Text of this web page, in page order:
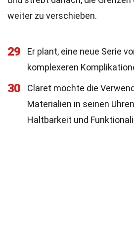
weiter zu verschieben.
29
Er plant, eine neue Serie
komplexeren
30
Claret möchte die
Materialien in seinen
Haltbarkeit und